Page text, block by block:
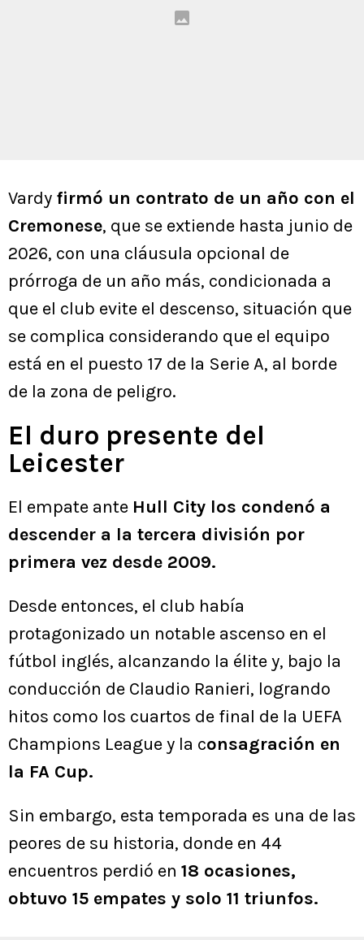
Vardy firmó un contrato de un año con el
Cremonese, que se extiende hasta junio de
2026, con una cláusula opcional de
prórroga de un año más, condicionada a
que el club evite el descenso, situación que
se complica considerando que el equipo
está en el puesto 17 de la Serie A, al borde
de la zona de peligro.
El duro presente del
Leicester
El empate ante Hull City los condenó a
descender a la tercera división por
primera vez desde 2009.
Desde entonces, el club había
protagonizado un notable ascenso en el
fútbol inglés, alcanzando la élite y, bajo la
conducción de Claudio Ranieri, logrando
hitos como los cuartos de final de la UEFA
Champions League y la consagración en
la FA Cup.
Sin embargo, esta temporada es una de las
peores de su historia, donde en 44
encuentros perdió en 18 ocasiones,
obtuvo 15 empates y solo 11 triunfos.